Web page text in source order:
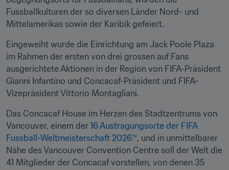
Fussballkulturen der so diversen Länder Nord- und
Mittelamerikas sowie der Karibik gefeiert.
Eingeweiht wurde die Einrichtung am Jack Poole Plaza
im Rahmen der ersten von drei grossen auf Fans
ausgerichtete Aktionen in der Region von FIFA-Präsident
Gianni Infantino und Concacaf-Präsident und FIFA-
Vizepräsident Vittorio Montagliani.
Das Concacaf House im Herzen des Stadtzentrums von
Vancouver, einem der 16 Austragungsorte der FIFA
Fussball-Weltmeisterschaft 2026™, und in unmittelbarer
Nähe des Vancouver Convention Centre soll der Welt die
41 Mitglieder der Concacaf vorstellen, von denen 35